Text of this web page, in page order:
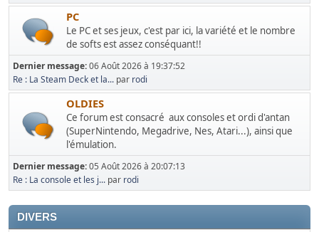
PC
Le PC et ses jeux, c'est par ici, la variété et le nombre
de softs est assez conséquant!!
Dernier message:06 Août 2026 à 19:37:52
Re : La Steam Deck et la... par rodi
OLDIES
Ce forum est consacré aux consoles et ordi d'antan
(SuperNintendo, Megadrive, Nes, Atari...), ainsi que
l'émulation.
Dernier message:05 Août 2026 à 20:07:13
Re : La console et les j... par rodi
DIVERS